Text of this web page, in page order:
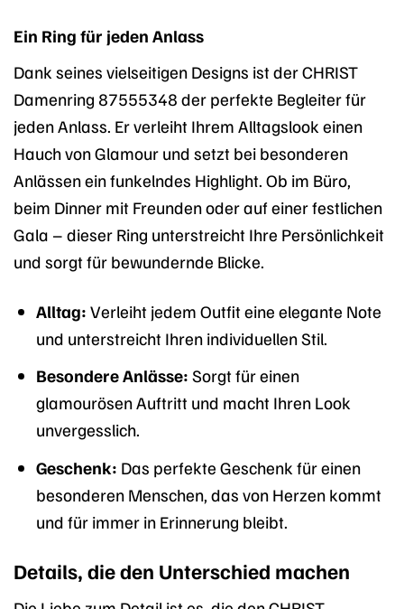
Ein Ring für jeden Anlass
Dank seines vielseitigen Designs ist der CHRIST
Damenring 87555348 der perfekte Begleiter für
jeden Anlass. Er verleiht Ihrem Alltagslook einen
Hauch von Glamour und setzt bei besonderen
Anlässen ein funkelndes Highlight. Ob im Büro,
beim Dinner mit Freunden oder auf einer festlichen
Gala – dieser Ring unterstreicht Ihre Persönlichkeit
und sorgt für bewundernde Blicke.
Alltag: Verleiht jedem Outfit eine elegante Note
und unterstreicht Ihren individuellen Stil.
Besondere Anlässe: Sorgt für einen
glamourösen Auftritt und macht Ihren Look
unvergesslich.
Geschenk: Das perfekte Geschenk für einen
besonderen Menschen, das von Herzen kommt
und für immer in Erinnerung bleibt.
Details, die den Unterschied machen